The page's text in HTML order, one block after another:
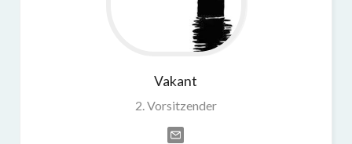
Vakant
2. Vorsitzender